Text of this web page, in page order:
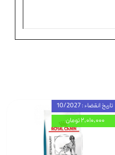
تاریخ انقضاء : 10/2027
۲,۰۱۰,۰۰۰ تومان